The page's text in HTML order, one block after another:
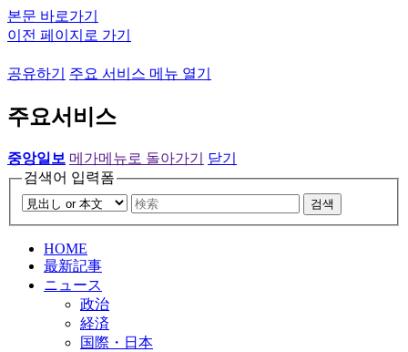
본문 바로가기
이전 페이지로 가기
공유하기 주요 서비스 메뉴 열기
주요서비스
중앙일보 메가메뉴로 돌아가기
닫기
검색어 입력폼
검색
HOME
最新記事
ニュース
政治
経済
国際・日本